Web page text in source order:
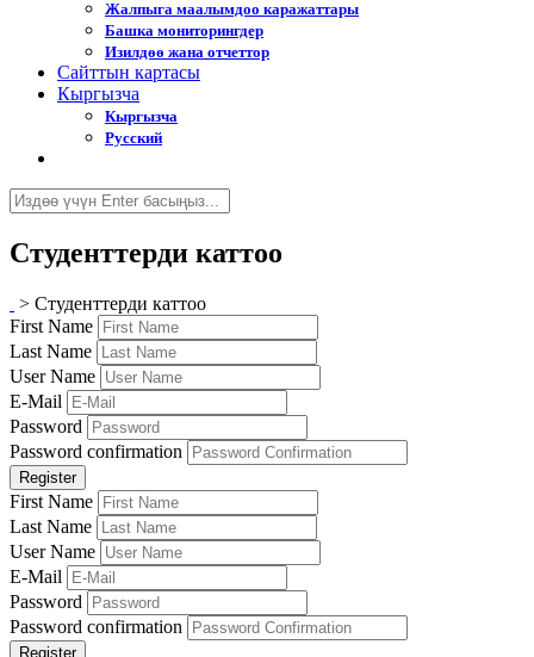
Жалпыга маалымдоо каражаттары
Башка мониторингдер
Изилдөө жана отчеттор
Cайттын картасы
Кыргызча
Кыргызча
Русский
Студенттерди каттоо
> Студенттерди каттоо
First Name
Last Name
User Name
E-Mail
Password
Password confirmation
Register
First Name
Last Name
User Name
E-Mail
Password
Password confirmation
Register